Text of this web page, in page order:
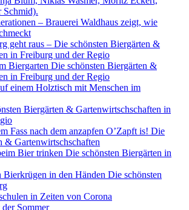
– Brauerei Waldhaus zeigt, wie
geht raus – Die schönsten Biergärten &
in Freiburg und der Regio
Die schönsten Biergärten &
in Freiburg und der Regio
Biergärten & Gartenwirtschschaften in
O’Zapft is! Die
& Gartenwirtschschaften
Die schönsten Biergärten in
Die schönsten
in Zeiten von Corona
Sommer